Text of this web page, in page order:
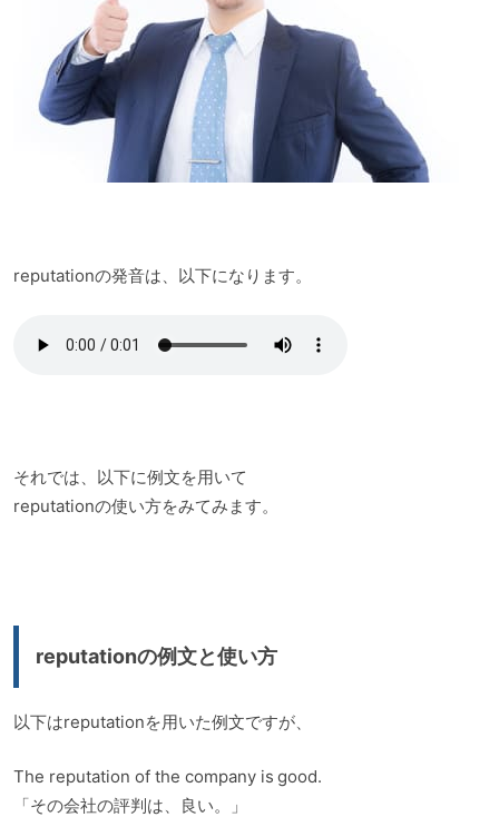
reputationの発音は、以下になります。
それでは、以下に例文を用いて
reputationの使い方をみてみます。
reputationの例文と使い方
以下はreputationを用いた例文ですが、
The reputation of the company is good.
「その会社の評判は、良い。」